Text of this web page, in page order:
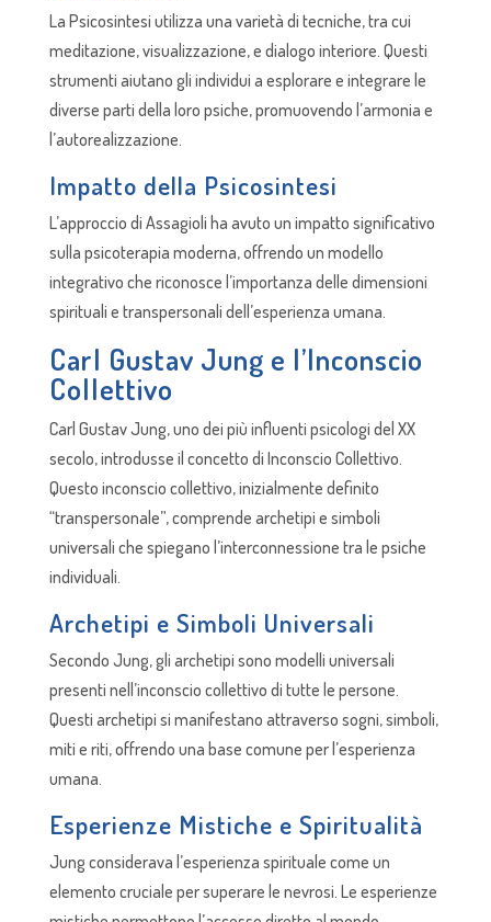
La Psicosintesi utilizza una varietà di tecniche, tra cui
meditazione, visualizzazione, e dialogo interiore. Questi
strumenti aiutano gli individui a esplorare e integrare le
diverse parti della loro psiche, promuovendo l’armonia e
l’autorealizzazione.
Impatto della Psicosintesi
L’approccio di Assagioli ha avuto un impatto significativo
sulla psicoterapia moderna, offrendo un modello
integrativo che riconosce l’importanza delle dimensioni
spirituali e transpersonali dell’esperienza umana.
Carl Gustav Jung e l’Inconscio
Collettivo
Carl Gustav Jung, uno dei più influenti psicologi del XX
secolo, introdusse il concetto di Inconscio Collettivo.
Questo inconscio collettivo, inizialmente definito
“transpersonale”, comprende archetipi e simboli
universali che spiegano l’interconnessione tra le psiche
individuali.
Archetipi e Simboli Universali
Secondo Jung, gli archetipi sono modelli universali
presenti nell’inconscio collettivo di tutte le persone.
Questi archetipi si manifestano attraverso sogni, simboli,
miti e riti, offrendo una base comune per l’esperienza
umana.
Esperienze Mistiche e Spiritualità
Jung considerava l’esperienza spirituale come un
elemento cruciale per superare le nevrosi. Le esperienze